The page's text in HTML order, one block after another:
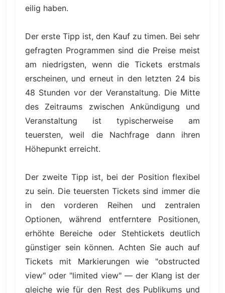
eilig haben.
Der erste Tipp ist, den Kauf zu timen. Bei sehr
gefragten Programmen sind die Preise meist
am niedrigsten, wenn die Tickets erstmals
erscheinen, und erneut in den letzten 24 bis
48 Stunden vor der Veranstaltung. Die Mitte
des Zeitraums zwischen Ankündigung und
Veranstaltung ist typischerweise am
teuersten, weil die Nachfrage dann ihren
Höhepunkt erreicht.
Der zweite Tipp ist, bei der Position flexibel
zu sein. Die teuersten Tickets sind immer die
in den vorderen Reihen und zentralen
Optionen, während entferntere Positionen,
erhöhte Bereiche oder Stehtickets deutlich
günstiger sein können. Achten Sie auch auf
Tickets mit Markierungen wie "obstructed
view" oder "limited view" — der Klang ist der
gleiche wie für den Rest des Publikums und